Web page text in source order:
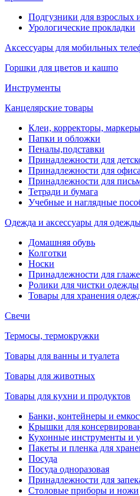
Подгузники для взрослых
Урологические прокладки
Аксессуары для мобильных
Горшки для цветов и кашпо
Инструменты
Канцелярские товары
Клеи, корректоры, маркеры
Папки и обложки
Пеналы,подставки
Принадлежности для
Принадлежности для офиса
Принадлежности для
Тетради и бумага
Учебные и наглядные
Одежда и аксессуары для
Домашняя обувь
Колготки
Носки
Принадлежности для
Ролики для чистки одежды
Товары для хранения
Свечи
Термосы, термокружки
Товары для ванны и туалета
Товары для животных
Товары для кухни и продуктов
Банки, контейнеры и
Крышки для
Кухонные инструменты и
Пакеты и пленка для
Посуда
Посуда одноразовая
Принадлежности для
Столовые приборы и ножи